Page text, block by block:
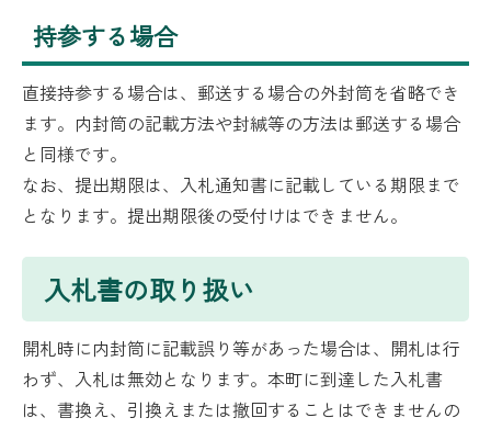
持参する場合
直接持参する場合は、郵送する場合の外封筒を省略でき
ます。内封筒の記載方法や封緘等の方法は郵送する場合
と同様です。
なお、提出期限は、入札通知書に記載している期限まで
となります。提出期限後の受付けはできません。
入札書の取り扱い
開札時に内封筒に記載誤り等があった場合は、開札は行
わず、入札は無効となります。本町に到達した入札書
は、書換え、引換えまたは撤回することはできませんの